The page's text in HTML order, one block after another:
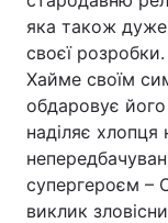
яка також дуже
своєї
Хайме своїм
обдаровує
наділяє
супергероєм –
виклик